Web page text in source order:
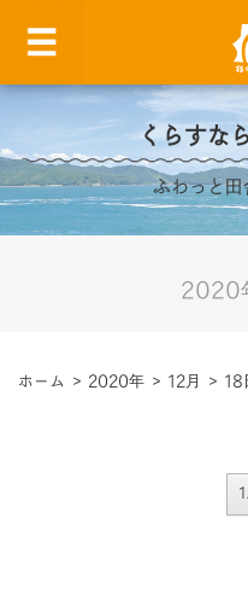
くらすな
ふわっと田
2020
ホーム > 2020年 > 12月 > 18